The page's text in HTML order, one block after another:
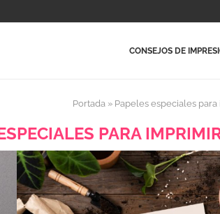
CONSEJOS DE
Portada» Papeles especiales
PARA